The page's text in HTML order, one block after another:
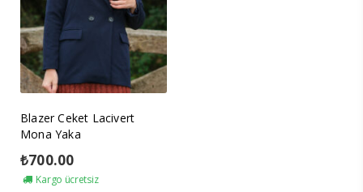
Blazer Ceket Lacivert
Mona Yaka
₺700.00
Kargo ücretsiz